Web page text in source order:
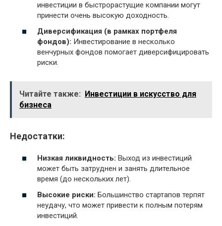
инвестиции в быстрорастущие компании могут
принести очень высокую доходность.
Диверсификация (в рамках портфеля
фондов): Инвестирование в несколько
венчурных фондов помогает диверсифицировать
риски.
Читайте также: Инвестиции в искусство для
бизнеса
Недостатки:
Низкая ликвидность: Выход из инвестиций
может быть затруднен и занять длительное
время (до нескольких лет).
Высокие риски: Большинство стартапов терпят
неудачу, что может привести к полным потерям
инвестиций.